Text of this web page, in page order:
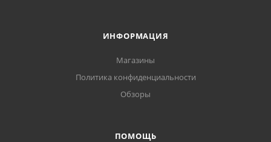
ИНФОРМАЦИЯ
Магазины
Политика конфиденциальности
Обзоры
ПОМОЩЬ